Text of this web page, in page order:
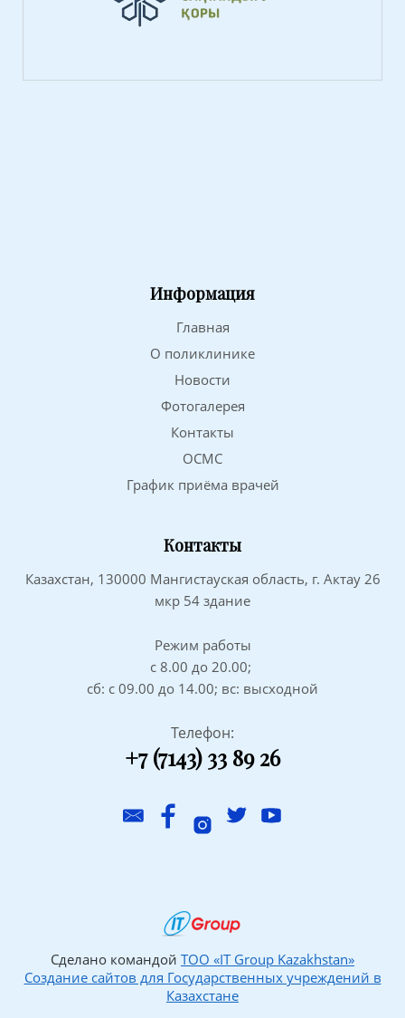
Информация
Главная
О поликлинике
Новости
Фотогалерея
Контакты
ОСМС
График приёма врачей
Контакты
Казахстан, 130000 Мангистауская область, г. Актау 26
мкр 54 здание
Режим работы
с 8.00 до 20.00;
сб: с 09.00 до 14.00; вс: высходной
Телефон:
+7 (7143) 33 89 26
Сделано командой ТОО «IT Group Kazakhstan»
Создание сайтов для Государственных учреждений в
Казахстане